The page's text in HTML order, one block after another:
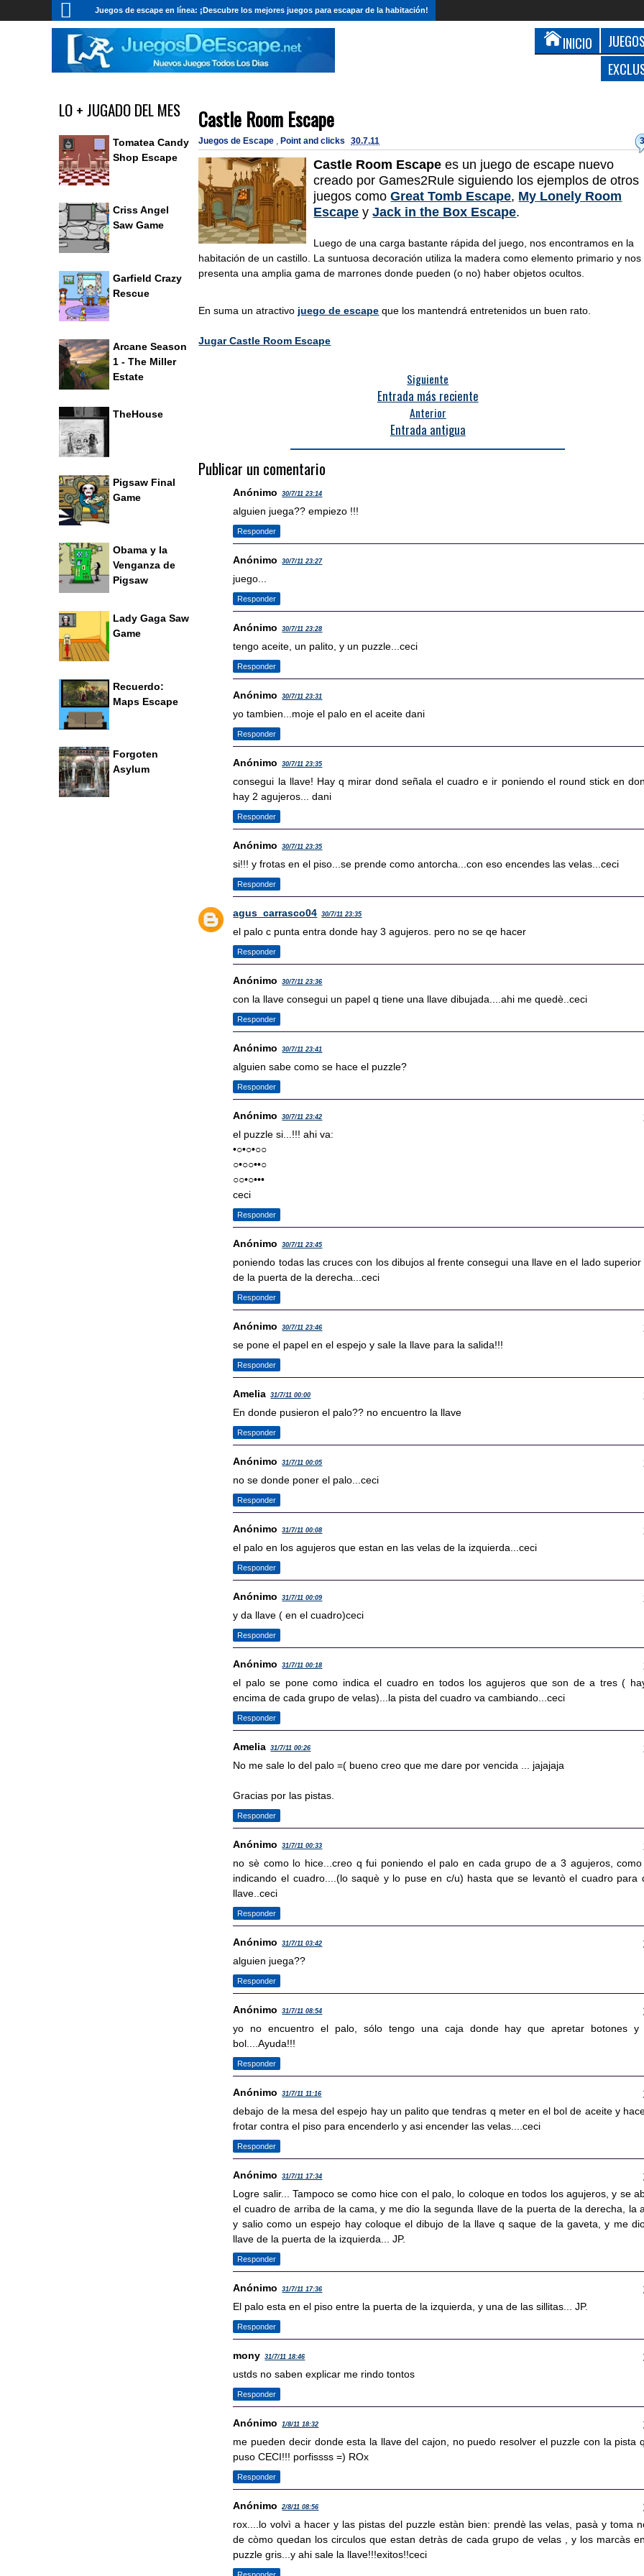
Juegos de escape en línea: ¡Descubre los mejores juegos para escapar de la habitación!
INICIO
Castle Room Escape
Juegos de Escape , Point and clicks 30.7.11
Castle Room Escape es un juego de escape nuevo
creado por Games2Rule siguiendo los ejemplos de otros
juegos comoGreat Tomb Escape, My Lonely Room
Escape yJack in the Box Escape.
Luego de una carga bastante rápida del juego, nos encontramos en la
habitación de un castillo. La suntuosa decoración utiliza la madera como elemento primario y nos
presenta una amplia gama de marrones donde pueden (o no) haber objetos ocultos.
En suma un atractivo juego de escape que los mantendrá entretenidos un buen rato.
Jugar Castle Room Escape
Siguiente
Entrada más reciente
Anterior
Entrada antigua
Publicar un comentario
Anónimo 30/7/11 23:14
alguien juega?? empiezo !!!
Responder
Anónimo 30/7/11 23:27
juego...
Responder
Anónimo 30/7/11 23:28
tengo aceite, un palito, y un puzzle...ceci
Responder
Anónimo 30/7/11 23:31
yo tambien...moje el palo en el aceite dani
Responder
Anónimo 30/7/11 23:35
consegui la llave! Hay q mirar dond señala el cuadro e ir poniendo el round stick en
hay 2 agujeros... dani
Responder
Anónimo 30/7/11 23:35
si!!! y frotas en el piso...se prende como antorcha...con eso encendes las velas...ceci
Responder
agus_carrasco04 30/7/11 23:35
el palo c punta entra donde hay 3 agujeros. pero no se qe hacer
Responder
Anónimo 30/7/11 23:36
con la llave consegui un papel q tiene una llave dibujada....ahi me quedè..ceci
Responder
Anónimo 30/7/11 23:41
alguien sabe como se hace el puzzle?
Responder
Anónimo 30/7/11 23:42
el puzzle si...!!! ahi va:
•○•○•○○
○•○○••○
○○•○•••
ceci
Responder
Anónimo 30/7/11 23:45
poniendo todas las cruces con los dibujos al frente consegui una llave en el lado superior
de la puerta de la derecha...ceci
Responder
Anónimo 30/7/11 23:46
se pone el papel en el espejo y sale la llave para la salida!!!
Responder
Amelia 31/7/11 00:00
En donde pusieron el palo?? no encuentro la llave
Responder
Anónimo 31/7/11 00:05
no se donde poner el palo...ceci
Responder
Anónimo 31/7/11 00:08
el palo en los agujeros que estan en las velas de la izquierda...ceci
Responder
Anónimo 31/7/11 00:09
y da llave ( en el cuadro)ceci
Responder
Anónimo 31/7/11 00:18
el palo se pone como indica el cuadro en todos los agujeros que son de a tres (
encima de cada grupo de velas)...la pista del cuadro va cambiando...ceci
Responder
Amelia 31/7/11 00:26
No me sale lo del palo =( bueno creo que me dare por vencida ... jajajaja
Gracias por las pistas.
Responder
Anónimo 31/7/11 00:33
no sè como lo hice...creo q fui poniendo el palo en cada grupo de a 3 agujeros,
indicando el cuadro....(lo saquè y lo puse en c/u) hasta que se levantò el cuadro para
llave..ceci
Responder
Anónimo 31/7/11 03:42
alguien juega??
Responder
Anónimo 31/7/11 08:54
yo no encuentro el palo, sólo tengo una caja donde hay que apretar botones y
bol....Ayuda!!!
Responder
Anónimo 31/7/11 11:16
debajo de la mesa del espejo hay un palito que tendras q meter en el bol de aceite y
frotar contra el piso para encenderlo y asi encender las velas....ceci
Responder
Anónimo 31/7/11 17:34
Logre salir... Tampoco se como hice con el palo, lo coloque en todos los agujeros, y se
el cuadro de arriba de la cama, y me dio la segunda llave de la puerta de la derecha, la
y salio como un espejo hay coloque el dibujo de la llave q saque de la gaveta, y me
llave de la puerta de la izquierda... JP.
Responder
Anónimo 31/7/11 17:36
El palo esta en el piso entre la puerta de la izquierda, y una de las sillitas... JP.
Responder
mony 31/7/11 18:46
ustds no saben explicar me rindo tontos
Responder
Anónimo 1/8/11 18:32
me pueden decir donde esta la llave del cajon, no puedo resolver el puzzle con la pista
puso CECI!!! porfissss =) ROx
Responder
Anónimo 2/8/11 08:56
rox....lo volvì a hacer y las pistas del puzzle estàn bien: prendè las velas, pasà y toma
de còmo quedan los circulos que estan detràs de cada grupo de velas , y los marcàs
puzzle gris...y ahi sale la llave!!!exitos!!ceci
LO + JUGADO DEL MES
Tomatea Candy
Shop Escape
Criss Angel
Saw Game
Garfield Crazy
Rescue
Arcane Season
1 - The Miller
Estate
TheHouse
Pigsaw Final
Game
Obama y la
Venganza de
Pigsaw
Lady Gaga Saw
Game
Recuerdo:
Maps Escape
Forgoten
Asylum